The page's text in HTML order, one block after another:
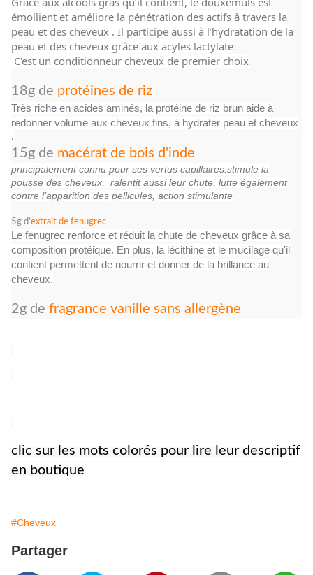
émollient et améliore la pénétration des actifs à travers la
peau et des cheveux . Il participe aussi à l’hydratation de la
peau et des cheveux grâce aux acyles lactylate
C'est un conditionneur cheveux de premier choix
18g de protéines de riz
Très riche en acides aminés, la protéine de riz brun aide à
redonner volume aux cheveux fins, à hydrater peau et cheveux
.
15g de macérat de bois d'inde
principalement connu pour ses vertus capillaires:stimule la
pousse des cheveux, ralentit aussi leur chute, lutte également
contre l’apparition des pellicules, action stimulante
5g d'extrait de fenugrec
Le fenugrec renforce et réduit la chute de cheveux grâce à sa
composition protéique. En plus, la lécithine et le mucilage qu'il
contient permettent de nourrir et donner de la brillance au
cheveux.
2g de fragrance vanille sans allergène
clic sur les mots colorés pour lire leur descriptif
en boutique
#Cheveux
Partager